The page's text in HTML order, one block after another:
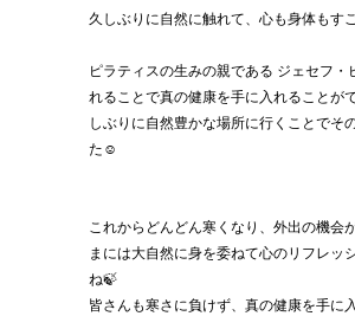
久しぶりに自然に触れて、心も身体もす
ピラティスの生みの親である ジェセフ
れることで真の健康を手に入れることが
しぶりに自然豊かな場所に行くことでそ
た☺️
これからどんどん寒くなり、外出の機会
まには大自然に身を委ねて心のリフレッ
ね🍃
皆さんも寒さに負けず、真の健康を手に